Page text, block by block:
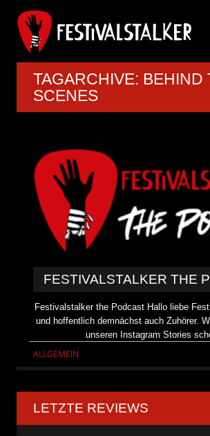
TAGARCHIVE: BEHIND
SCENES
FESTIVALSTALKER THE
Festivalstalker the Podcast Hallo liebe
und hoffentlich demnächst auch Zuhörer.
unseren Instagram Stories
ALLGEMEIN
LETZTE REVIEWS